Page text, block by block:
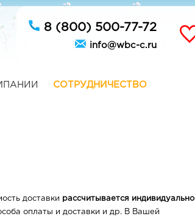
8 (800) 500-77-72
info@wbc-c.ru
СОТРУДНИЧЕСТВО
доставки рассчитывается индивидуально
оплаты и доставки и др. В Вашей